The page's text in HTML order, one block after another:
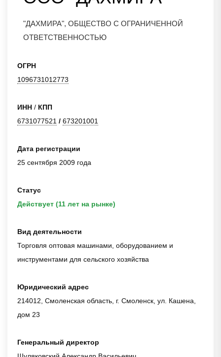
"ДАХМИРА", ОБЩЕСТВО С ОГРАНИЧЕННОЙ
ОТВЕТСТВЕННОСТЬЮ
ОГРН
1096731012773
ИНН / КПП
6731077521 / 673201001
Дата регистрации
25 сентября 2009 года
Статус
Действует (11 лет на рынке)
Вид деятельности
Торговля оптовая машинами, оборудованием и
инструментами для сельского хозяйства
Юридический адрес
214012, Смоленская область, г. Смоленск, ул. Кашена,
дом 23
Генеральный директор